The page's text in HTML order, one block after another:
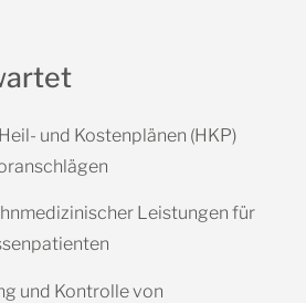
und Kostenplänen (HKP)
Leistungen für
und Kontrolle von